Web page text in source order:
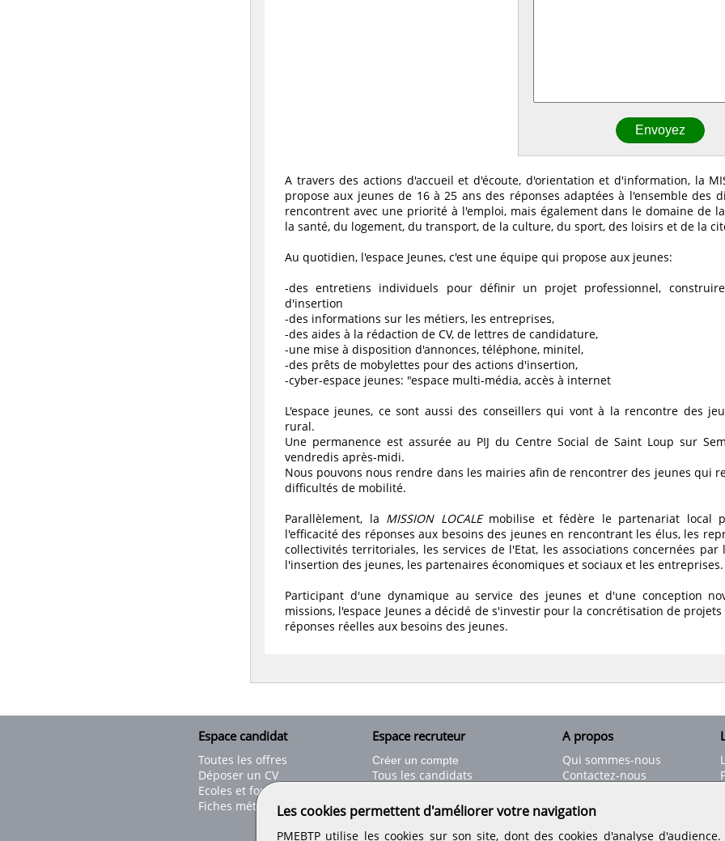
A travers des actions d'accueil et d'écoute, d'orientation et d'information, la
propose aux jeunes de 16 à 25 ans des réponses adaptées à l'ensemble des
rencontrent avec une priorité à l'emploi, mais également dans le domaine de
la santé, du logement, du transport, de la culture, du sport, des loisirs et de la
Au quotidien, l'espace Jeunes, c'est une équipe qui propose aux jeunes:
-des entretiens individuels pour définir un projet professionnel,
d'insertion
-des informations sur les métiers, les entreprises,
-des aides à la rédaction de CV, de lettres de candidature,
-une mise à disposition d'annonces, téléphone, minitel,
-des prêts de mobylettes pour des actions d'insertion,
-cyber-espace jeunes: "espace multi-média, accès à internet
L'espace jeunes, ce sont aussi des conseillers qui vont à la rencontre des
rural.
Une permanence est assurée au PIJ du Centre Social de Saint Loup sur
vendredis après-midi.
Nous pouvons nous rendre dans les mairies afin de rencontrer des jeunes qui
difficultés de mobilité.
Parallèlement, la MISSION LOCALEmobilise et fédère le partenariat local
l'efficacité des réponses aux besoins des jeunes en rencontrant les élus, les
collectivités territoriales, les services de l'Etat, les associations concernées
l'insertion des jeunes, les partenaires économiques et sociaux et les entreprises.
Participant d'une dynamique au service des jeunes et d'une conception
missions, l'espace Jeunes a décidé de s'investir pour la concrétisation de
réponses réelles aux besoins des jeunes.
Espace candidat
Toutes les offres
Déposer un CV
Ecoles et formations
Fiches métiers
Espace recruteur
Créer un compte
Tous les candidats
Déposer une offre de stage
Nos tarifs
A propos
Qui sommes-nous
Contactez-nous
Informations légales
Conditions générales
Rejoignez nos équipes
Les cookies permettent d'améliorer votre navigation
PMEBTP utilise les cookies sur son site, dont des cookies d'analyse